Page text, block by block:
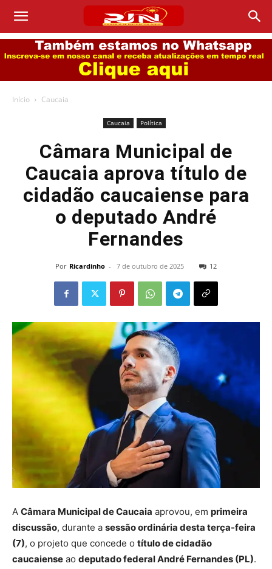
Início Caucaia
Caucaia Política
Câmara Municipal de
Caucaia aprova título de
cidadão caucaiense para
o deputado André
Fernandes
Por Ricardinho - 7 de outubro de 2025 12
A Câmara Municipal de Caucaia aprovou, em primeira
discussão, durante a sessão ordinária desta terça-feira
(7), o projeto que concede o título de cidadão
caucaiense ao deputado federal André Fernandes (PL).